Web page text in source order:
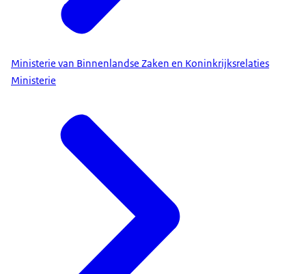
Ministerie van Binnenlandse Zaken en Koninkrijksrelaties
Ministerie